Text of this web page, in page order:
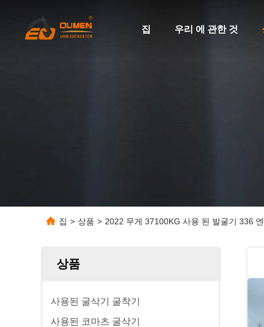
집 우리 에 관한 것
집 > 상품 > 2022 무게 37100KG 사용 된 발굴기 336
상품
사용된 굴삭기 굴착기
사용된 코마츠 굴삭기